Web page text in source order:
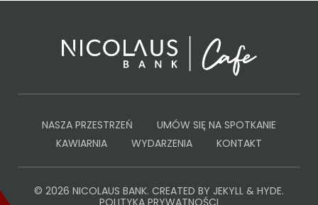
NASZA PRZESTRZEŃ
UMÓW SIĘ NA SPOTKANIE
KAWIARNIA
WYDARZENIA KONTAKT
© 2026 NICOLAUS BANK. CREATED BY JEKYLL & HYDE.
POLITYKA PRYWATNOŚCI